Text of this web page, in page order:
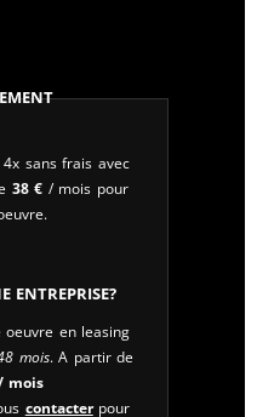
sans frais avec
38 € / mois pour
entreprise?
oeuvre en leasing
mois. A partir de
mois
contacterpour